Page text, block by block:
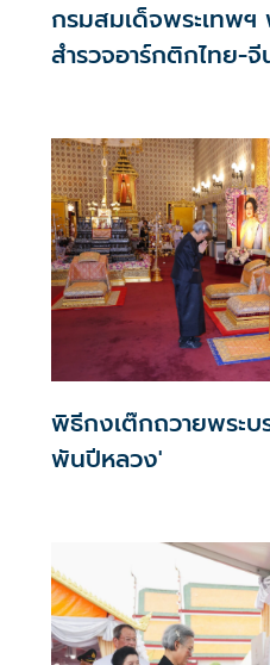
กรมสมเด็จพระเทพฯ
สำรวจอาร์กติกไทย-จี
พิธีกงเต๊กถวายพระ
พันปีหลวง'